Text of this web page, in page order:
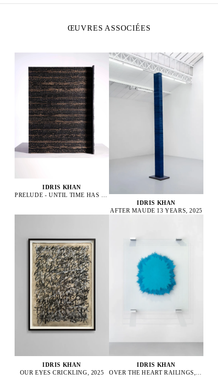
ŒUVRES ASSOCIÉES
IDRIS KHAN
IDRIS KHAN
AFTER MAUDE 13 YEARS, 2025
IDRIS KHAN
OUR EYES CRICKLING, 2025
IDRIS KHAN
OVER THE HEART RAILINGS, 2025